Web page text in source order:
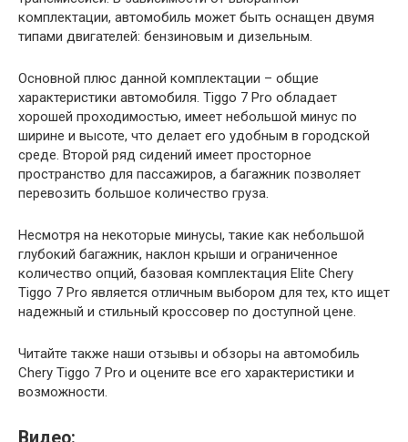
комплектации, автомобиль может быть оснащен двумя
типами двигателей: бензиновым и дизельным.
Основной плюс данной комплектации – общие
характеристики автомобиля. Tiggo 7 Pro обладает
хорошей проходимостью, имеет небольшой минус по
ширине и высоте, что делает его удобным в городской
среде. Второй ряд сидений имеет просторное
пространство для пассажиров, а багажник позволяет
перевозить большое количество груза.
Несмотря на некоторые минусы, такие как небольшой
глубокий багажник, наклон крыши и ограниченное
количество опций, базовая комплектация Elite Chery
Tiggo 7 Pro является отличным выбором для тех, кто ищет
надежный и стильный кроссовер по доступной цене.
Читайте также наши отзывы и обзоры на автомобиль
Chery Tiggo 7 Pro и оцените все его характеристики и
возможности.